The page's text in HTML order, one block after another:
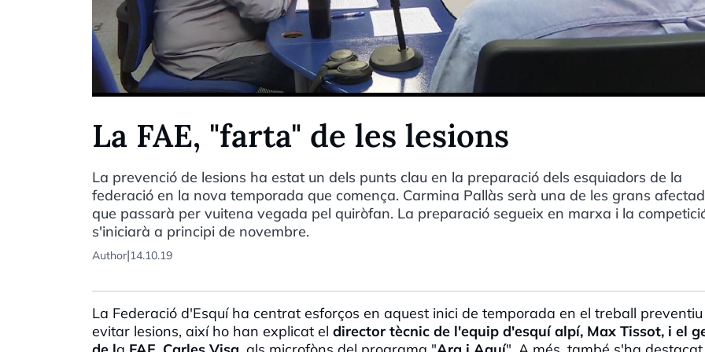
La FAE, "farta" de les lesions
La prevenció de lesions ha estat un dels punts clau en la preparació dels esquiadors de la
federació en la nova temporada que comença. Carmina Pallàs serà una de les grans
que passarà per vuitena vegada pel quiròfan. La preparació segueix en marxa i la
s'iniciarà a principi de novembre.
Author|14.10.19
La Federació d'Esquí ha centrat esforços en aquest inici de temporada en el treball
evitar lesions, així ho han explicat el director tècnic de l'equip d'esquí alpí, Max Tissot, i el